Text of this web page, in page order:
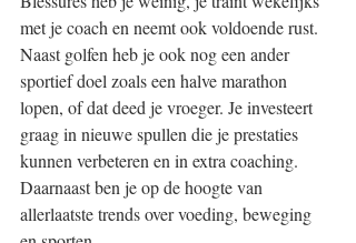
met je coach en neemt ook voldoende rust.
Naast golfen heb je ook nog een ander
sportief doel zoals een halve marathon
lopen, of dat deed je vroeger. Je investeert
graag in nieuwe spullen die je prestaties
kunnen verbeteren en in extra coaching.
Daarnaast ben je op de hoogte van
allerlaatste trends over voeding, beweging